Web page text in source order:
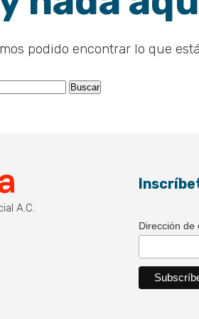
podido encontrar lo que
A.C.
Dirección de